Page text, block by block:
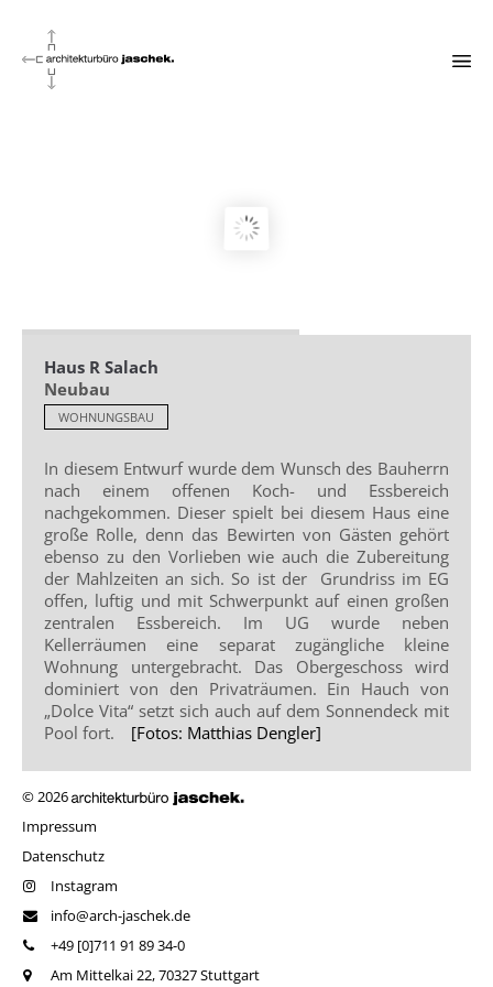
Haus R Salach
Neubau
WOHNUNGSBAU
In diesem Entwurf wurde dem Wunsch des Bauherrn
nach einem offenen Koch- und Essbereich
nachgekommen. Dieser spielt bei diesem Haus eine
große Rolle, denn das Bewirten von Gästen gehört
ebenso zu den Vorlieben wie auch die Zubereitung
der Mahlzeiten an sich. So ist der Grundriss im EG
offen, luftig und mit Schwerpunkt auf einen großen
zentralen Essbereich. Im UG wurde neben
Kellerräumen eine separat zugängliche kleine
Wohnung untergebracht. Das Obergeschoss wird
dominiert von den Privaträumen. Ein Hauch von
„Dolce Vita“ setzt sich auch auf dem Sonnendeck mit
Pool fort. [Fotos: Matthias Dengler]
© 2026
Impressum
Datenschutz
Instagram
info@arch-jaschek.de
+49 [0]711 91 89 34-0
Am Mittelkai 22, 70327 Stuttgart